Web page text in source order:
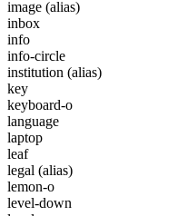
image (alias)
inbox
info
info-circle
institution (alias)
key
keyboard-o
language
laptop
leaf
legal (alias)
lemon-o
level-down